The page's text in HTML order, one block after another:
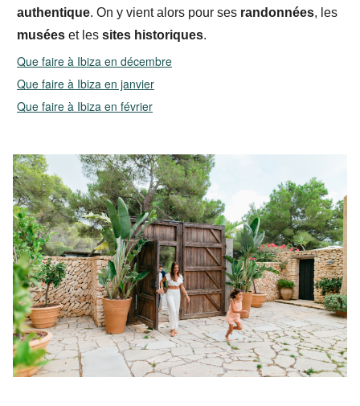
authentique. On y vient alors pour ses randonnées, les
musées et les sites historiques.
Que faire à Ibiza en décembre
Que faire à Ibiza en janvier
Que faire à Ibiza en février